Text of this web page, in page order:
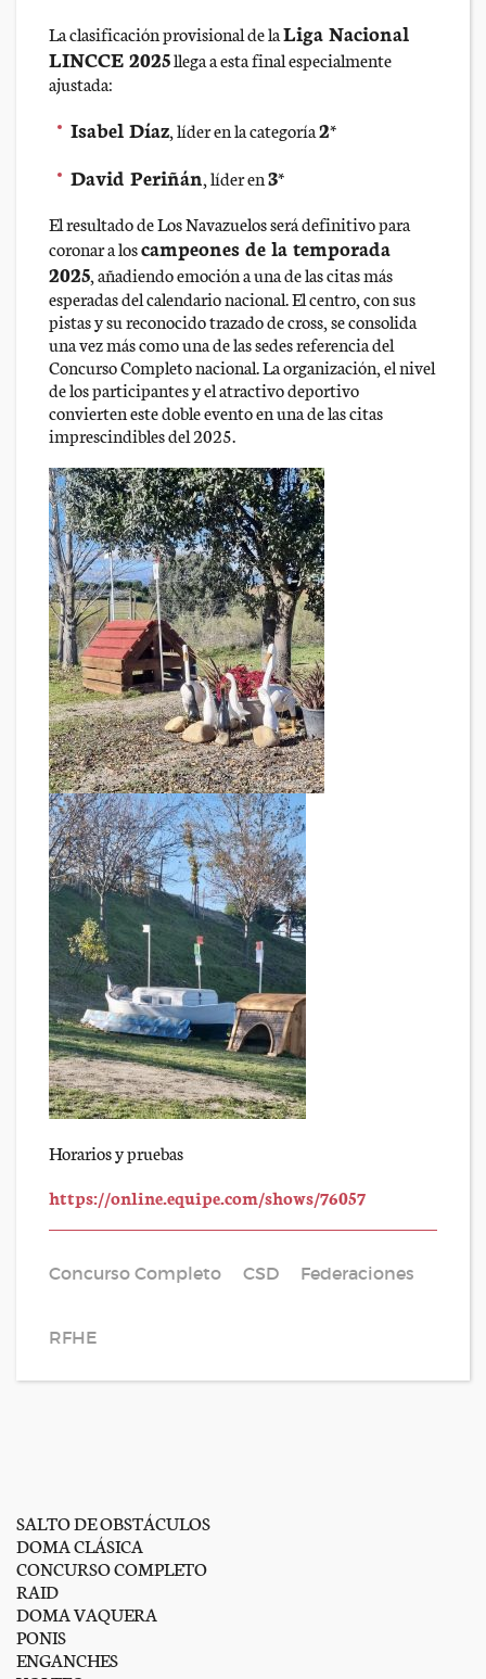
La clasificación provisional de laLiga Nacional
LINCCE 2025llega a esta final especialmente
ajustada:
Isabel Díaz, líder en la categoría2*
David Periñán, líder en3*
El resultado de Los Navazuelos será definitivo para
coronar a loscampeones de la temporada
2025, añadiendo emoción a una de las citas más
esperadas del calendario nacional. El centro, con sus
pistas y su reconocido trazado de cross, se consolida
una vez más como una de las sedes referencia del
Concurso Completo nacional. La organización, el nivel
de los participantes y el atractivo deportivo
convierten este doble evento en una de las citas
imprescindibles del 2025.
Horarios y pruebas
https://online.equipe.com/shows/76057
Concurso Completo CSD Federaciones
RFHE
SALTO DE OBSTÁCULOS
DOMA CLÁSICA
CONCURSO COMPLETO
RAID
DOMA VAQUERA
PONIS
ENGANCHES